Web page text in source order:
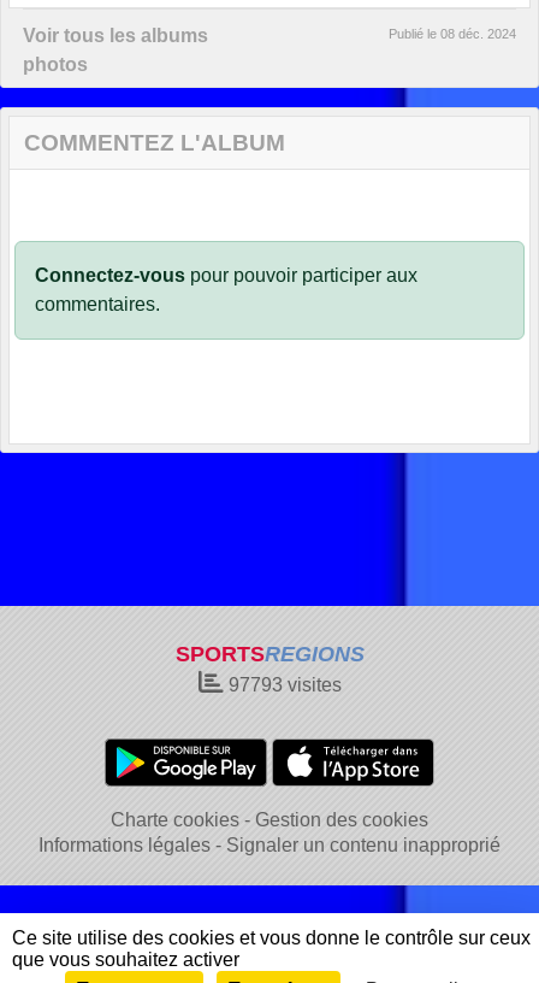
Voir tous les albums
photos
Publié le 08 déc. 2024
COMMENTEZ L'ALBUM
Connectez-vous pour pouvoir participer aux
commentaires.
SPORTSREGIONS
97793visites
Charte cookies
Gestion des cookies
Informations légales
Signaler un contenu inapproprié
Ce site utilise des cookies et vous donne le contrôle sur ceux
que vous souhaitez activer